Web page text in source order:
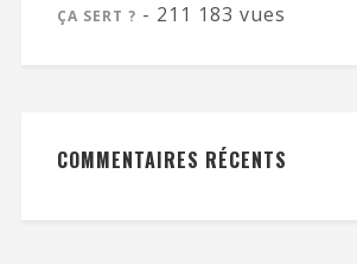
ÇA SERT ? - 211 183 vues
COMMENTAIRES RÉCENTS